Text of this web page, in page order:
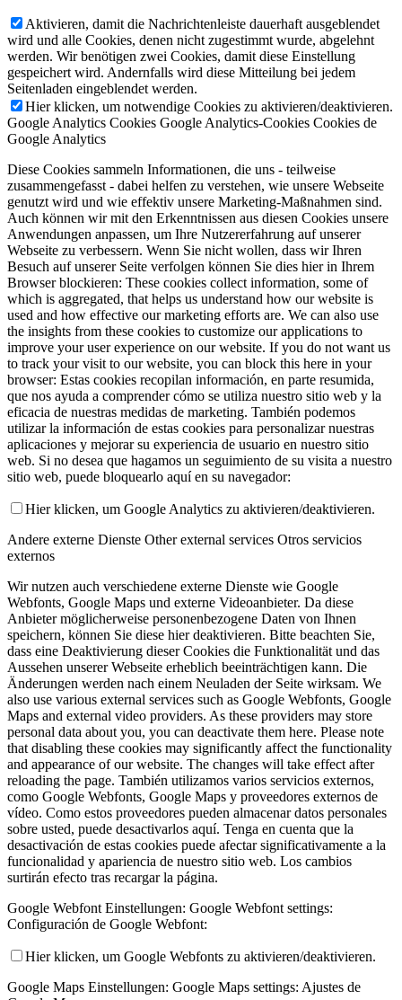
Aktivieren, damit die Nachrichtenleiste dauerhaft ausgeblendet
wird und alle Cookies, denen nicht zugestimmt wurde, abgelehnt
werden. Wir benötigen zwei Cookies, damit diese Einstellung
gespeichert wird. Andernfalls wird diese Mitteilung bei jedem
Seitenladen eingeblendet werden.
Hier klicken, um notwendige Cookies zu aktivieren/deaktivieren.
Google Analytics Cookies Google Analytics-Cookies Cookies de
Google Analytics
Diese Cookies sammeln Informationen, die uns - teilweise
zusammengefasst - dabei helfen zu verstehen, wie unsere Webseite
genutzt wird und wie effektiv unsere Marketing-Maßnahmen sind.
Auch können wir mit den Erkenntnissen aus diesen Cookies unsere
Anwendungen anpassen, um Ihre Nutzererfahrung auf unserer
Webseite zu verbessern. Wenn Sie nicht wollen, dass wir Ihren
Besuch auf unserer Seite verfolgen können Sie dies hier in Ihrem
Browser blockieren: These cookies collect information, some of
which is aggregated, that helps us understand how our website is
used and how effective our marketing efforts are. We can also use
the insights from these cookies to customize our applications to
improve your user experience on our website. If you do not want us
to track your visit to our website, you can block this here in your
browser: Estas cookies recopilan información, en parte resumida,
que nos ayuda a comprender cómo se utiliza nuestro sitio web y la
eficacia de nuestras medidas de marketing. También podemos
utilizar la información de estas cookies para personalizar nuestras
aplicaciones y mejorar su experiencia de usuario en nuestro sitio
web. Si no desea que hagamos un seguimiento de su visita a nuestro
sitio web, puede bloquearlo aquí en su navegador:
Hier klicken, um Google Analytics zu aktivieren/deaktivieren.
Andere externe Dienste Other external services Otros servicios
externos
Wir nutzen auch verschiedene externe Dienste wie Google
Webfonts, Google Maps und externe Videoanbieter. Da diese
Anbieter möglicherweise personenbezogene Daten von Ihnen
speichern, können Sie diese hier deaktivieren. Bitte beachten Sie,
dass eine Deaktivierung dieser Cookies die Funktionalität und das
Aussehen unserer Webseite erheblich beeinträchtigen kann. Die
Änderungen werden nach einem Neuladen der Seite wirksam. We
also use various external services such as Google Webfonts, Google
Maps and external video providers. As these providers may store
personal data about you, you can deactivate them here. Please note
that disabling these cookies may significantly affect the functionality
and appearance of our website. The changes will take effect after
reloading the page. También utilizamos varios servicios externos,
como Google Webfonts, Google Maps y proveedores externos de
vídeo. Como estos proveedores pueden almacenar datos personales
sobre usted, puede desactivarlos aquí. Tenga en cuenta que la
desactivación de estas cookies puede afectar significativamente a la
funcionalidad y apariencia de nuestro sitio web. Los cambios
surtirán efecto tras recargar la página.
Google Webfont Einstellungen: Google Webfont settings:
Configuración de Google Webfont:
Hier klicken, um Google Webfonts zu aktivieren/deaktivieren.
Google Maps Einstellungen: Google Maps settings: Ajustes de